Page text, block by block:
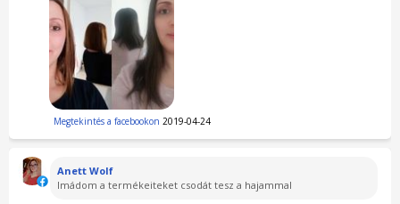
Megtekintés a facebookon 2019-04-24
Anett Wolf
Imádom a termékeiteket csodát tesz a hajammal